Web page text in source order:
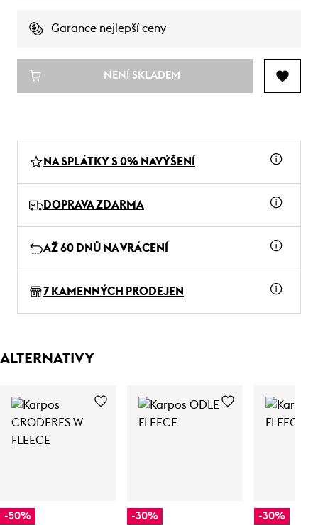
Garance nejlepší ceny
NENÍ SKLADEM
NA SPLÁTKY S 0% NAVÝŠENÍ
DOPRAVA ZDARMA
AŽ 60 DNŮ NA VRÁCENÍ
7 KAMENNÝCH PRODEJEN
ALTERNATIVY
-50% -30% -30%